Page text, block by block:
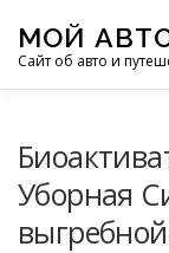
содержимому
МОЙ
Сайт об авто и
МОТОЦИКЛЫ
Уборная